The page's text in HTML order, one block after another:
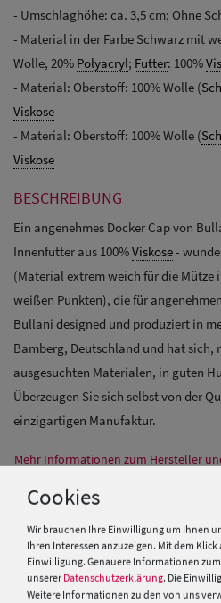
- Umschlaghöhe: ca. 3,5 cm; Ohne
- Material in der Farbe Schwarz mit
Wolle, 20% Polyacryl; Futter: 100%
- Material: Oberstoff: 100% Wolle (
Viskose
- Material: Oberstoff: 100% Wolle (
Viskose
BESCHREIBUNG
Ein angenehmes Docker Cap von
Innenfutter aus 100%Viskose-
(Material extrem weich für die Mütze
weißen Punkten), die für
Bullani designed und produziert in
Bamberg, Deutschland und hat sich,
ausgesuchten Materialen, in guten
Überzeugen Sie sich selbst von der
einzigartigen Manufaktur.
Mehr Informationen zum Hersteller
Cookies
Wir brauchen Ihre Einwilligung um Ihnen
Ihren Interessen anzuzeigen. Mit dem Klick
Einwilligung. Genauere Informationen
unserer Datenschutzerklärung. Die
Weitere Informationen zu den von uns